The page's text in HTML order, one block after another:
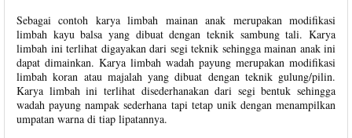
Sebagai contoh karya limbah mainan anak merupakan modifikasi
limbah kayu balsa yang dibuat dengan teknik sambung tali. Karya
limbah ini terlihat digayakan dari segi teknik sehingga mainan anak ini
dapat dimainkan. Karya limbah wadah payung merupakan modifikasi
limbah koran atau majalah yang dibuat dengan teknik gulung/pilin.
Karya limbah ini terlihat disederhanakan dari segi bentuk sehingga
wadah payung nampak sederhana tapi tetap unik dengan menampilkan
umpatan warna di tiap lipatannya.